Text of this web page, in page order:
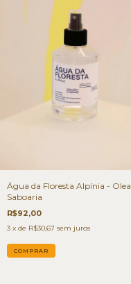
Água da Floresta Alpínia - Olea
Saboaria
R$92,00
3 x de R$30,67 sem juros